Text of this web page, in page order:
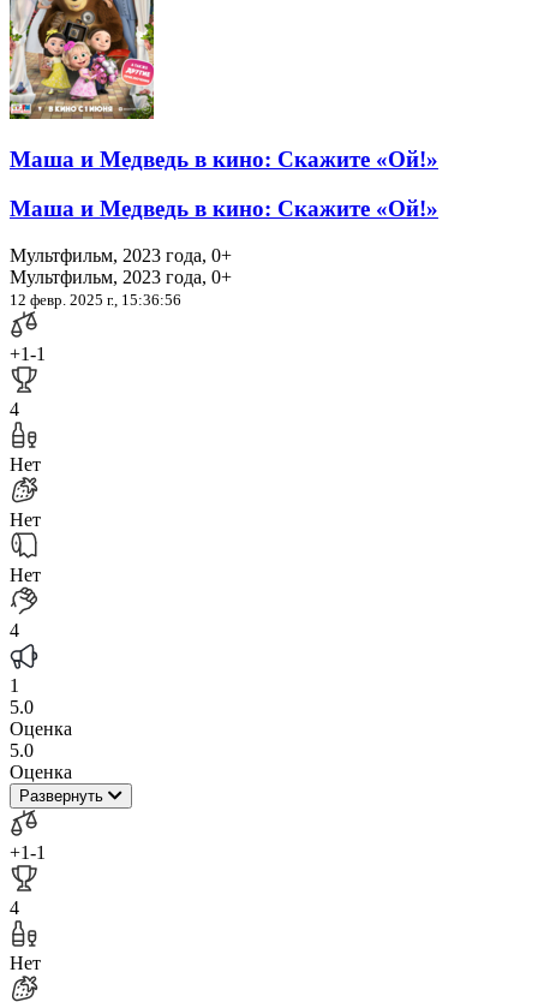
Маша и Медведь в кино: Скажите «Ой!»
Маша и Медведь в кино: Скажите «Ой!»
Мультфильм, 2023 года, 0+
Мультфильм, 2023 года, 0+
12 февр. 2025 г., 15:36:56
+1-1
4
Нет
Нет
Нет
4
1
5.0
Оценка
5.0
Оценка
Развернуть
+1-1
4
Нет